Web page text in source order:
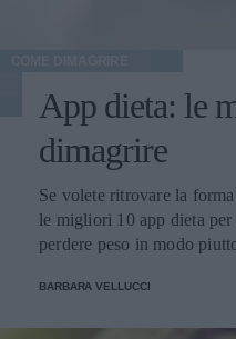
App dieta: le
dimagrire
Se volete ritrovare la
le migliori 10 app dieta
perdere peso in modo
BARBARA VELLUCCI